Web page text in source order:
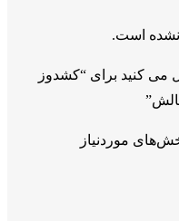
نشده است.
می کنید برای “کشدوز
موردنیاز